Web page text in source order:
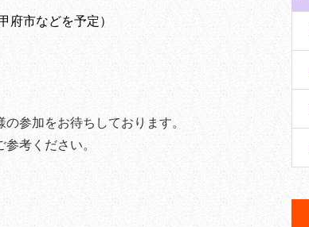
府市などを予定）
参加をお待ちしております。
参考ください。